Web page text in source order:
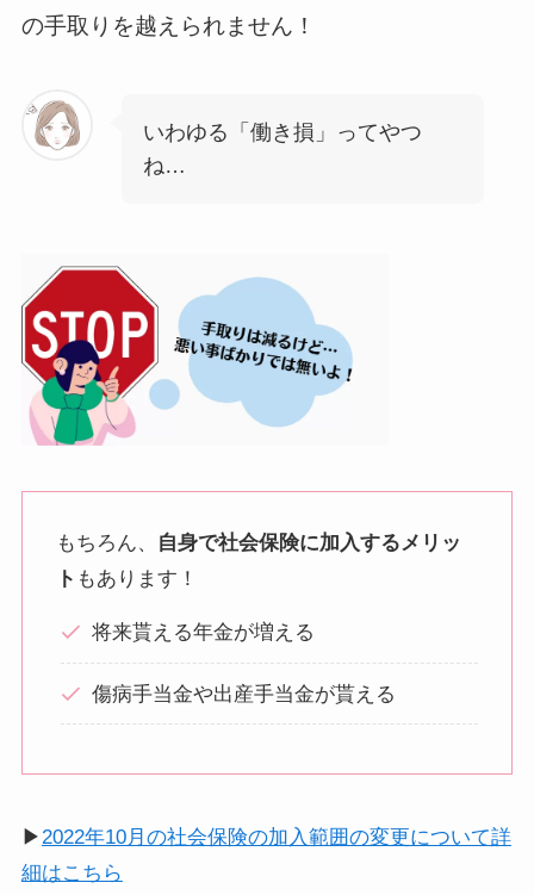
の手取りを越えられません！
いわゆる「働き損」ってやつ
ね…
もちろん、 自身で社会保険に加入するメリッ
ト もあります！
将来貰える年金が増える
傷病手当金や出産手当金が貰える
▶2022年10月の社会保険の加入範囲の変更について詳
細はこちら